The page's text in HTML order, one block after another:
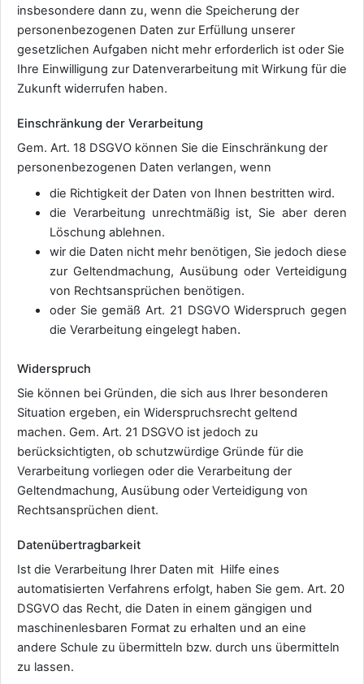
insbesondere dann zu, wenn die Speicherung der
personenbezogenen Daten zur Erfüllung unserer
gesetzlichen Aufgaben nicht mehr erforderlich ist oder Sie
Ihre Einwilligung zur Datenverarbeitung mit Wirkung für die
Zukunft widerrufen haben.
Einschränkung der Verarbeitung
Gem. Art. 18 DSGVO können Sie die Einschränkung der
personenbezogenen Daten verlangen, wenn
die Richtigkeit der Daten von Ihnen bestritten wird.
die Verarbeitung unrechtmäßig ist, Sie aber deren
Löschung ablehnen.
wir die Daten nicht mehr benötigen, Sie jedoch diese
zur Geltendmachung, Ausübung oder Verteidigung
von Rechtsansprüchen benötigen.
oder Sie gemäß Art. 21 DSGVO Widerspruch gegen
die Verarbeitung eingelegt haben.
Widerspruch
Sie können bei Gründen, die sich aus Ihrer besonderen
Situation ergeben, ein Widerspruchsrecht geltend
machen. Gem. Art. 21 DSGVO ist jedoch zu
berücksichtigten, ob schutzwürdige Gründe für die
Verarbeitung vorliegen oder die Verarbeitung der
Geltendmachung, Ausübung oder Verteidigung von
Rechtsansprüchen dient.
Datenübertragbarkeit
Ist die Verarbeitung Ihrer Daten mit Hilfe eines
automatisierten Verfahrens erfolgt, haben Sie gem. Art. 20
DSGVO das Recht, die Daten in einem gängigen und
maschinenlesbaren Format zu erhalten und an eine
andere Schule zu übermitteln bzw. durch uns übermitteln
zu lassen.